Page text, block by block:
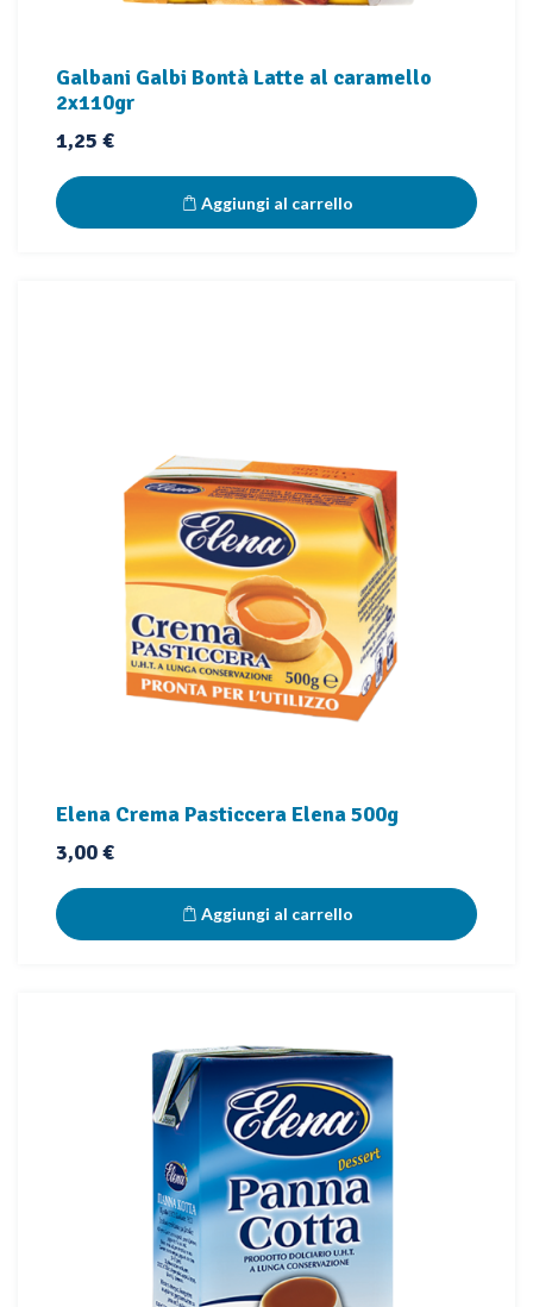
Galbani Galbi Bontà Latte al caramello
2x110gr
Prezzo
1,25 €
Aggiungi al carrello
Elena Crema Pasticcera Elena 500g
Prezzo
3,00 €
Aggiungi al carrello